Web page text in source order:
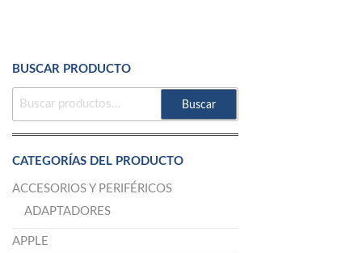
BUSCAR PRODUCTO
BUSCAR
Buscar
CATEGORÍAS DEL PRODUCTO
ACCESORIOS Y PERIFÉRICOS
ADAPTADORES
APPLE